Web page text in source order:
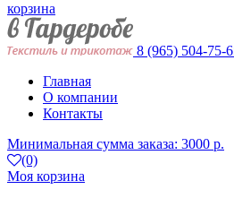
корзина
8 (965) 504-75-
Главная
О компании
Контакты
Минимальная сумма заказа: 3000 р.
(0)
Моя корзина